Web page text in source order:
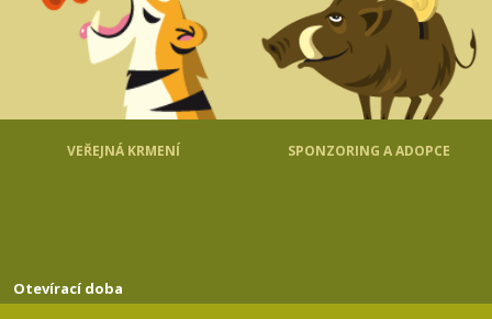
VEŘEJNÁ KRMENÍ SPONZORING A ADOPCE
Otevírací doba